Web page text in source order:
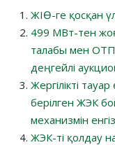
ЖІӨ-ге қосқан
499 МВт-тен
талабы мен ОТП
деңгейлі
Жергілікті
берілген ЖЭК
механизмін
ЖЭК-ті қолдау